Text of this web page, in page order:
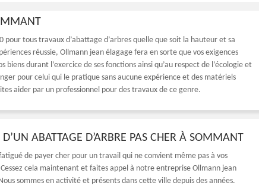
tous travaux d’abattage d’arbres quelle que soit la hauteur et sa
réussie, Ollmann jean élagage fera en sorte que vos exigences
durant l’exercice de ses fonctions ainsi qu’au respect de l’écologie et
pour celui qui le pratique sans aucune expérience et des matériels
aider par un professionnel pour des travaux de ce genre.
D’UN ABATTAGE D’ARBRE PAS CHER À SOMMANT
de payer cher pour un travail qui ne convient même pas à vos
cela maintenant et faites appel à notre entreprise Ollmann jean
sommes en activité et présents dans cette ville depuis des années.